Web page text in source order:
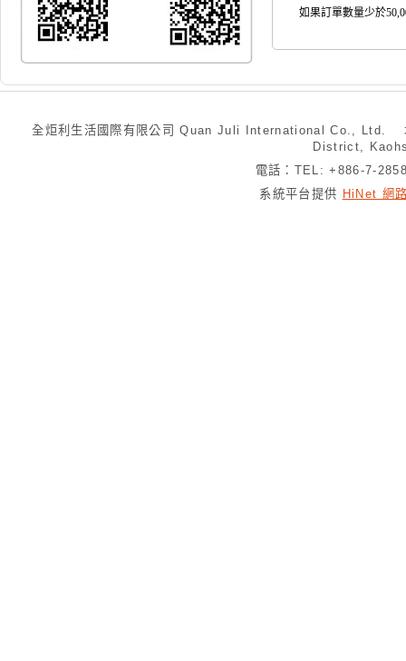
如果訂單數量少於
全炬利生活國際有限公司 Quan Juli International Co., Ltd.
District,
電話：TEL: +886-7-
系統平台提供 HiNet 網